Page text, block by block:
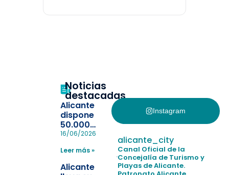
Noticias
destacadas
Alicante
dispone
50.000
pulseras
la
pérdida de niños
16/06/2026
Leer más »
Alicante
Instagram
alicante_city
Canal Oficial de la
Concejalía de Turismo y
Playas de Alicante.